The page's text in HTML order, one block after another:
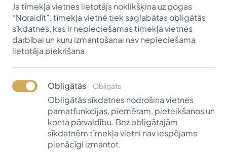
Prof.Edgara Imanta Siliņa
piemiņas stipendija
Latvieši allaž ir pratuši godā un cieņā turēt
savus vecākus, uzklausīt tēva doto padomu
un augstu vērtēt savu māmiņu. Šobrīd Vītolu
Ja tīmekļa vietnes lietotājs noklikšķina uz pogas
“Noraidīt”, tīmekļa vietnē tiek saglabātas obligātās
sīkdatnes, kas ir nepieciešamas tīmekļa vietnes
darbībai un kuru izmantošanai nav nepieciešama
lietotāja piekrišana.
Obligātās Obligāts
Obligātās sīkdatnes nodrošina vietnes
pamatfunkcijas, piemēram, pieteikšanos un
konta pārvaldību. Bez obligātajām
sīkdatnēm tīmekļa vietni nav iespējams
pienācīgi izmantot.